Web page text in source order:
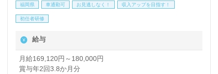
福岡県 車通勤可 お見逃しなく！ 収入アップを目指す！
初任者研修
給与
月給169,120円～180,000円
賞与年2回3.8か月分